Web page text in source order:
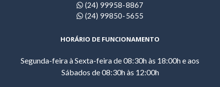
(24) 99958-8867
(24) 99850-5655
HORÁRIO DE FUNCIONAMENTO
Segunda-feira à Sexta-feira de 08:30h às 18:00h e aos
Sábados de 08:30h às 12:00h